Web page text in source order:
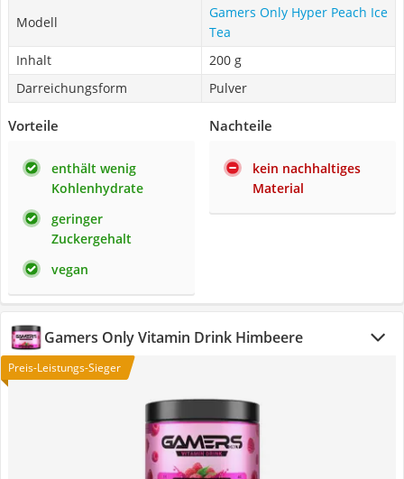
Modell
‎Gamers Only Hyper Peach Ice
Tea
Inhalt
200 g
Darreichungsform
Pulver
Vorteile
enthält wenig
Kohlenhydrate
geringer
Zuckergehalt
vegan
Nachteile
kein nachhaltiges
Material
Gamers Only Vitamin Drink Himbeere
Preis-Leistungs-Sieger